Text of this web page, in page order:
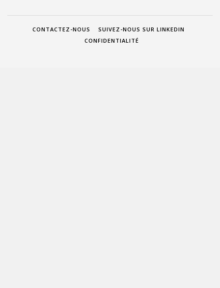
CONTACTEZ-NOUS
SUIVEZ-NOUS SUR LINKEDIN
CONFIDENTIALITÉ